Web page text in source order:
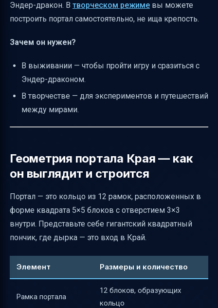
Вероятности появления различных
вариантов количества глаз Края
Распространённые ошибки и как их
Интересные факты о портале Края
Визуальная схема портала Края
Эндер-дракон. В творческом режиме вы можете
построить портал самостоятельно, не ища крепость.
Зачем он нужен?
В выживании — чтобы пройти игру и сразиться с
Эндер-драконом.
В творчестве — для экспериментов и путешествий
между мирами.
Геометрия портала Края — как
он выглядит и строится
Портал — это кольцо из 12 рамок, расположенных в
форме квадрата 5×5 блоков с отверстием 3×3
внутри. Представьте себе гигантский квадратный
пончик, где дырка — это вход в Край.
Элемент Размеры и количество
Рамка портала
12 блоков, образующих
кольцо